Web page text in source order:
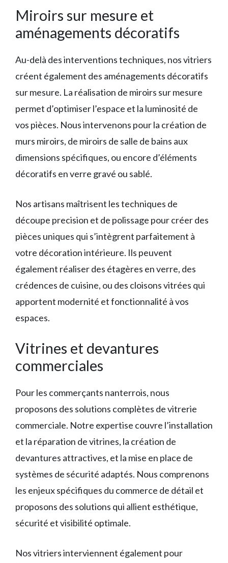
Miroirs sur mesure et
aménagements décoratifs
Au-delà des interventions techniques, nos vitriers
créent également des aménagements décoratifs
sur mesure. La réalisation de miroirs sur mesure
permet d’optimiser l’espace et la luminosité de
vos pièces. Nous intervenons pour la création de
murs miroirs, de miroirs de salle de bains aux
dimensions spécifiques, ou encore d’éléments
décoratifs en verre gravé ou sablé.
Nos artisans maîtrisent les techniques de
découpe precision et de polissage pour créer des
pièces uniques qui s’intègrent parfaitement à
votre décoration intérieure. Ils peuvent
également réaliser des étagères en verre, des
crédences de cuisine, ou des cloisons vitrées qui
apportent modernité et fonctionnalité à vos
espaces.
Vitrines et devantures
commerciales
Pour les commerçants nanterrois, nous
proposons des solutions complètes de vitrerie
commerciale. Notre expertise couvre l’installation
et la réparation de vitrines, la création de
devantures attractives, et la mise en place de
systèmes de sécurité adaptés. Nous comprenons
les enjeux spécifiques du commerce de détail et
proposons des solutions qui allient esthétique,
sécurité et visibilité optimale.
Nos vitriers interviennent également pour